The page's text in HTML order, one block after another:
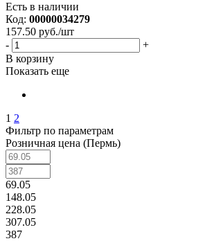
Есть в наличии
Код: 00000034279
157.50 руб./шт
-
+
В корзину
Показать еще
1 2
Фильтр по параметрам
Розничная цена (Пермь)
69.05
148.05
228.05
307.05
387